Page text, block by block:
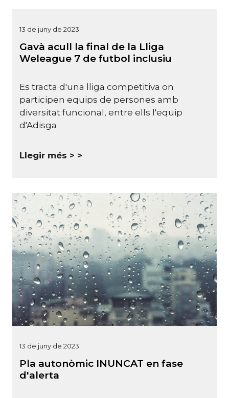
13 de juny de 2023
Gavà acull la final de la Lliga
Weleague 7 de futbol inclusiu
Es tracta d'una lliga competitiva on
participen equips de persones amb
diversitat funcional, entre ells l'equip
d'Adisga
Llegir més >
13 de juny de 2023
Pla autonòmic INUNCAT en fase
d'alerta